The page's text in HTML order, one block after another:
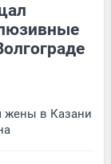
жены в Казани